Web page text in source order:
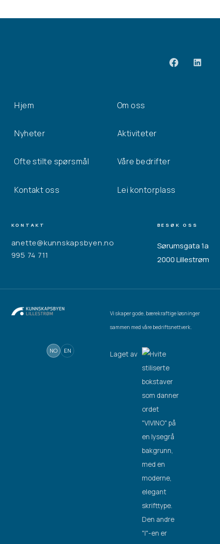
Hjem Om oss
Nyheter Aktiviteter
Ofte stilte spørsmål Våre bedrifter
Kontakt oss Lei kontorplass
KONTAKT
anette@kunnskapsbyen.no
995 74 711
BESØK OSS
Sørumsgata 1a
2000 Lillestrøm
Vi skaper gode, bærekraftige løsninger
sammen med våre bedriftsnettverk.
NO EN Laget av